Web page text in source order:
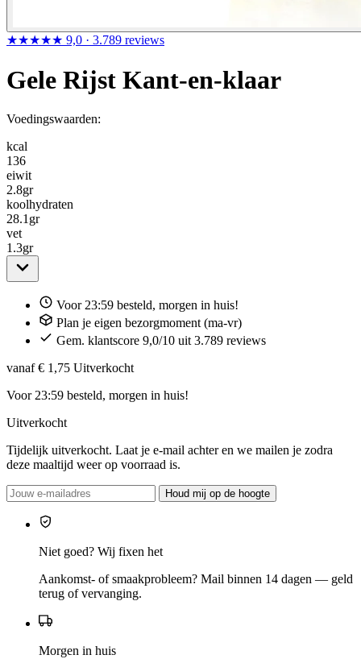
★★★★★ 9,0 · 3.789 reviews
Gele Rijst Kant-en-klaar
Voedingswaarden:
kcal
136
eiwit
2.8gr
koolhydraten
28.1 gr
vet
1.3gr
Voor 23:59 besteld, morgen in huis!
Plan je eigen bezorgmoment (ma-vr)
Gem. klantscore 9,0/10 uit 3.789 reviews
vanaf € 1,75 Uitverkocht
Voor 23:59 besteld, morgen in huis!
Uitverkocht
Tijdelijk uitverkocht. Laat je e-mail achter en we mailen je zodra
deze maaltijd weer op voorraad is.
Houd mij op de hoogte
Niet goed? Wij fixen het
Aankomst- of smaakprobleem? Mail binnen 14 dagen — geld
terug of vervanging.
Morgen in huis